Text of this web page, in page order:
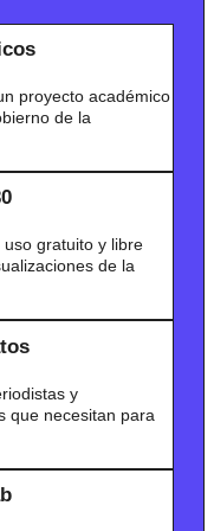
proyecto académico
de la
gratuito y libre
de la
y
que necesitan para